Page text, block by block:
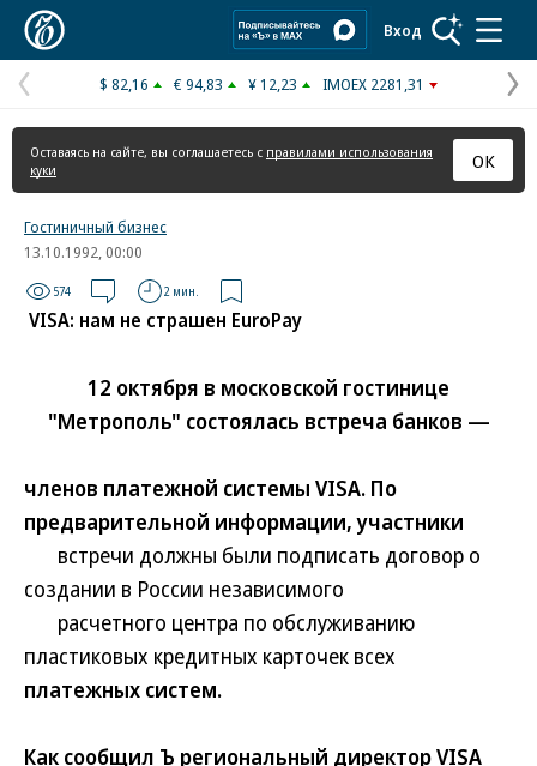
Вход
Предыдущая
страница
$ 82,16 € 94,83 ¥ 12,23 IMOEX 2281,31
Оставаясь на сайте, вы соглашаетесь с правилами использования
куки
ОК
Гостиничный бизнес
13.10.1992, 00:00
574 2 мин.
VISA: нам не страшен EuroPay
12 октября в московской гостинице
"Метрополь" состоялась встреча банков —
членов платежной системы VISA. По
предварительной информации, участники
встречи должны были подписать договор о
создании в России независимого
расчетного центра по обслуживанию
пластиковых кредитных карточек всех
платежных систем.
Как сообщил Ъ региональный директор VISA